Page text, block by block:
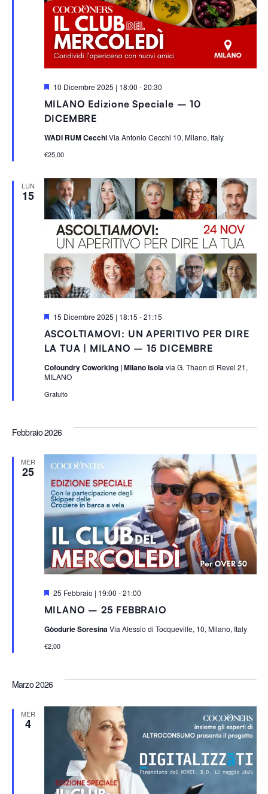
MILANO Edizione Speciale – 10
DICEMBRE
S
g
n
a
l
a
t
10 Dicembre 2025 | 18:00 -20:30
WADI RUM CecchiVia Antonio Cecchi 10, Milano, Italy
€25,00
LUN
15
ASCOLTIAMOVI: UN APERITIVO PER DIRE
LA TUA | MILANO – 15 DICEMBRE
S
g
n
a
l
a
t
i
15 Dicembre 2025 | 18:15 -21:15
Cofoundry Coworking | Milano Isolavia G. Thaon di Revel 21,
MILANO
Gratuito
Febbraio 2026
MER
25
MILANO – 25 FEBBRAIO
S
g
a
a
25 Febbraio | 19:00 -21:00
Gòodurie SoresinaVia Alessio di Tocqueville, 10, Milano, Italy
€2,00
Marzo 2026
MER
4